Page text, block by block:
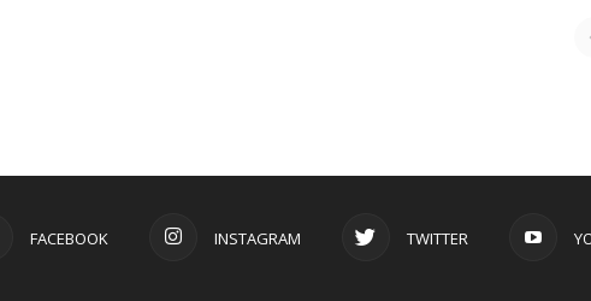
FACEBOOK INSTAGRAM TWITTER